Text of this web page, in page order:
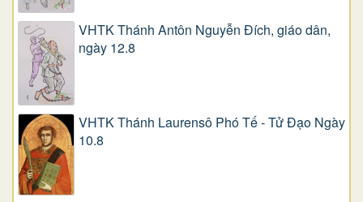
VHTK Thánh Antôn Nguyễn Ðích, giáo dân,
ngày 12.8
VHTK Thánh Laurensô Phó Tế - Tử Đạo Ngày
10.8